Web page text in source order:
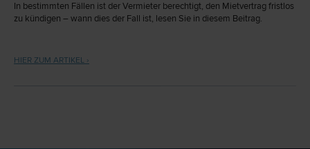
In bestimmten Fällen ist der Vermieter berechtigt, den Mietvertrag fristlos
zu kündigen – wann dies der Fall ist, lesen Sie in diesem Beitrag.
HIER ZUM ARTIKEL ›